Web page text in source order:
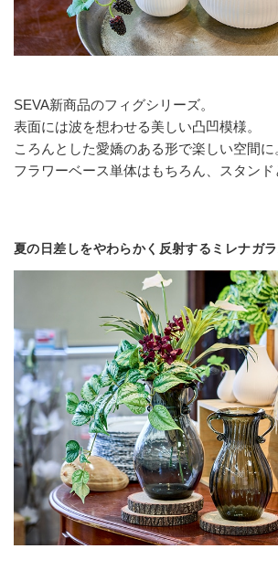
SEVA新商品のフィグシリーズ。
表面には波を想わせる美しい凸凹模様。
ころんとした愛嬌のある形で楽しい空間に
フラワーベース単体はもちろん、スタンド
夏の日差しをやわらかく反射するミレナガ